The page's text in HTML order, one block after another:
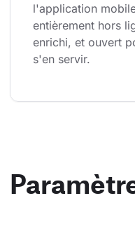
l'application
entièrement hors
enrichi, et ouvert
s'en servir.